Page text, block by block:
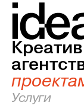
Услуги